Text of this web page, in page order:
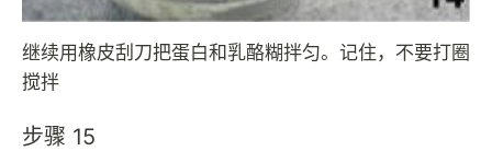
继续用橡皮刮刀把蛋白和乳酪糊拌匀。记住，不要打圈
搅拌
步骤 15